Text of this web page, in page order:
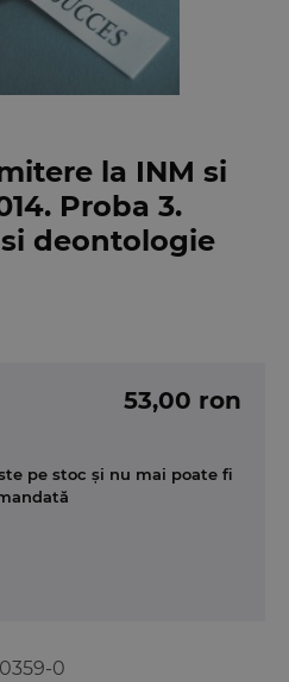
la INM si
Proba 3.
deontologie
0
53,00 ron
pe stoc și nu mai poate fi